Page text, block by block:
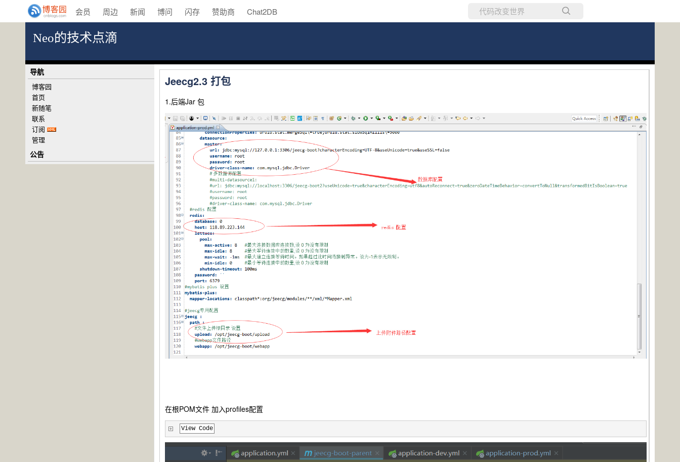
会员 周边 新闻 博问 闪存 赞助商 Chat2DB
Neo的技术点滴
Jeecg2.3 打包
1.后端Jar 包
在根POM文件 加入profiles配置
View Code
导航
博客园
首页
新随笔
联系
订阅
管理
公告